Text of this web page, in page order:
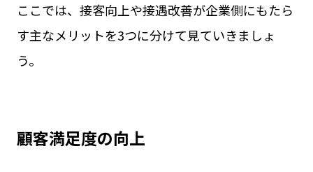
ここでは、接客向上や接遇改善が企業側にもたら
す主なメリットを3つに分けて見ていきましょ
う。
顧客満足度の向上